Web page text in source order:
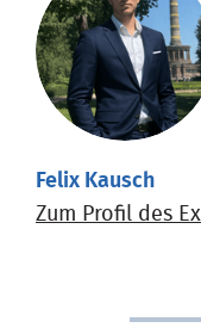
Felix Kausch
Zum Profil des